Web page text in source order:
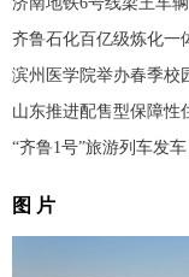
齐鲁石化百亿级炼化一
滨州医学院举办春季校
山东推进配售型保障性
“齐鲁1号”旅游列车发
图 片